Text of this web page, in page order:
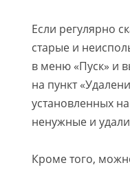
Если регулярно
старые и
в меню «Пуск» и
на пункт
установленных
ненужные и
Кроме того,